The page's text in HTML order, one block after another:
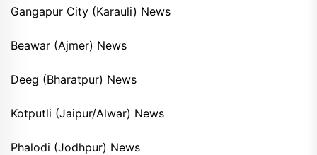
Gangapur City (Karauli) News
Beawar (Ajmer) News
Deeg (Bharatpur) News
Kotputli (Jaipur/Alwar) News
Phalodi (Jodhpur) News